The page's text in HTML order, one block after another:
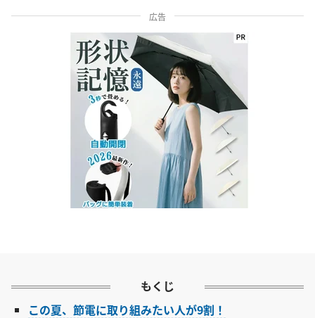
広告
もくじ
この夏、節電に取り組みたい人が9割！